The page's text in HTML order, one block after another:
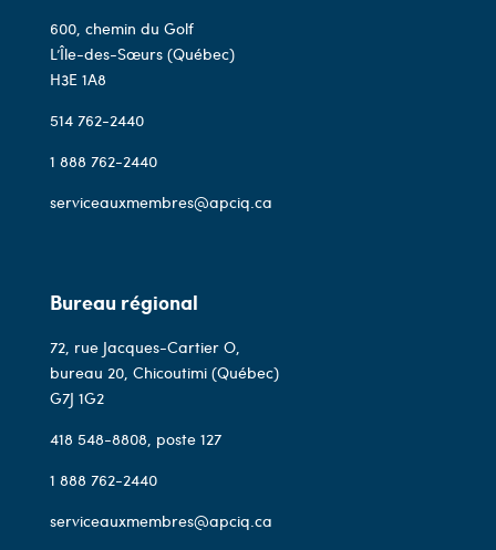
600, chemin du Golf
L’Île-des-Sœurs (Québec)
H3E 1A8
514 762-2440
1 888 762-2440
serviceauxmembres@apciq.ca
Bureau régional
72, rue Jacques-Cartier O,
bureau 20, Chicoutimi (Québec)
G7J 1G2
418 548-8808 , poste 127
1 888 762-2440
serviceauxmembres@apciq.ca